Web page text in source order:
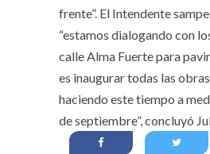
frente”. El Intendente
“estamos dialogando con
calle Alma Fuerte para
es inaugurar todas las
haciendo este tiempo a
de septiembre”, concluyó